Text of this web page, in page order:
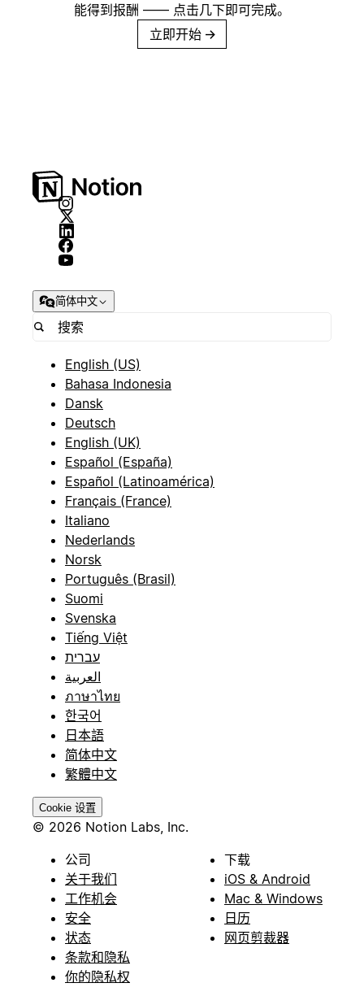
能得到报酬 —— 点击几下即可完成。
立即开始 →
简体中文
English (US)
Bahasa Indonesia
Dansk
Deutsch
English (UK)
Español (España)
Español (Latinoamérica)
Français (France)
Italiano
Nederlands
Norsk
Português (Brasil)
Suomi
Svenska
Tiếng Việt
עברית
العربية
ภาษาไทย
한국어
日本語
简体中文
繁體中文
Cookie 设置
© 2026 Notion Labs, Inc.
公司
关于我们
工作机会
安全
状态
条款和隐私
你的隐私权
下载
iOS & Android
Mac & Windows
日历
网页剪裁器